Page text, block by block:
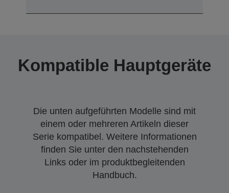
Kompatible Hauptgeräte
Die unten aufgeführten Modelle sind mit
einem oder mehreren Artikeln dieser
Serie kompatibel. Weitere Informationen
finden Sie unter den nachstehenden
Links oder im produktbegleitenden
Handbuch.